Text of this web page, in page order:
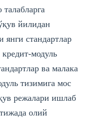
йилидан
стандартлар
кредит-модуль
ва малака
тизимига мос
режалари ишлаб
олий